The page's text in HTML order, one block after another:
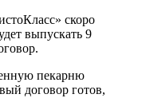
скоро
выпускать 9
пекарню
договор готов,